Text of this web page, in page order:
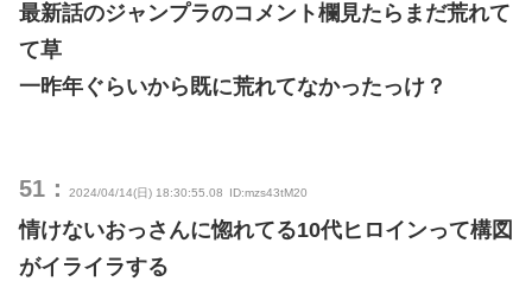
最新話のジャンプラのコメント欄見たらまだ荒れて
て草
一昨年ぐらいから既に荒れてなかったっけ？
51： 2024/04/14(日) 18:30:55.08 ID:mzs43tM20
情けないおっさんに惚れてる10代ヒロインって構図
がイライラする